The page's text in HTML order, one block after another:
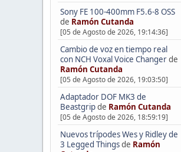
Sony FE 100-400mm F5.6-8 OSS
de Ramón Cutanda
[05 de Agosto de 2026, 19:14:36]
Cambio de voz en tiempo real
con NCH Voxal Voice Changerde
Ramón Cutanda
[05 de Agosto de 2026, 19:03:50]
Adaptador DOF MK3 de
Beastgripde Ramón Cutanda
[05 de Agosto de 2026, 18:59:19]
Nuevos trípodes Wes y Ridley de
3 Legged Thingsde Ramón